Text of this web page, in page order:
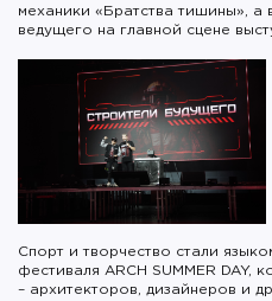
механики «Братства тишины»,
ведущего на главной сцене
Спорт и творчество стали
фестиваля ARCH SUMMER DAY,
– архитекторов, дизайнеров и